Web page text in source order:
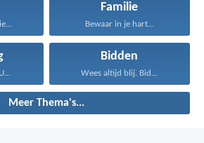
Familie
Bewaar in je hart...
Bidden
Wees altijd blij. Bid...
Meer Thema's...